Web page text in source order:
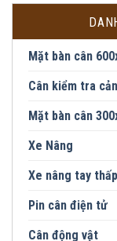
Mặt bàn cân
Cân kiểm tra
Mặt bàn cân
Xe Nâng
Xe nâng tay thấp
Pin cân điện tử
Cân động vật